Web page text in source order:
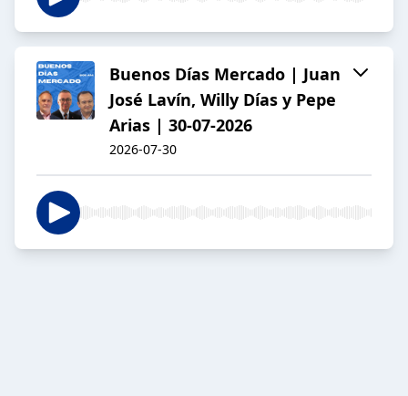
Buenos Días Mercado | Juan
José Lavín, Willy Días y Pepe
Arias | 30-07-2026
2026-07-30